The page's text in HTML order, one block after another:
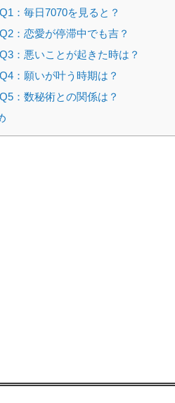
Q1：毎日7070を見ると？
Q2：恋愛が停滞中でも吉？
Q3：悪いことが起きた時は？
Q4：願いが叶う時期は？
Q5：数秘術との関係は？